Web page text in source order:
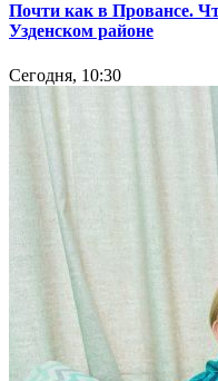
Почти как в Провансе.
Узденском районе
Сегодня, 10:30